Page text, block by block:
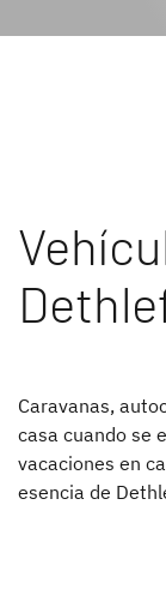
Caravanas,
casa cuando se
vacaciones en
esencia de